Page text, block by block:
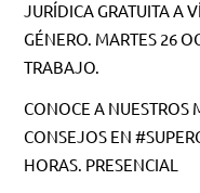
JURÍDICA GRATUITA A
GÉNERO. MARTES 26
TRABAJO.
CONOCE A NUESTROS
CONSEJOS EN
HORAS. PRESENCIAL